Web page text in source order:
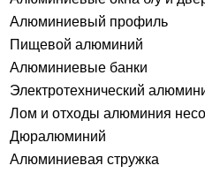
Алюминиевый профиль
Пищевой алюминий
Алюминиевые банки
Электротехнический
Лом и отходы алюминия
Дюралюминий
Алюминиевая стружка